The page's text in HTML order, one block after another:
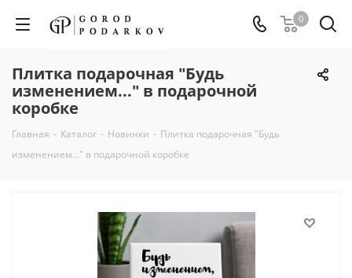
0
Плитка подарочная "Будь
изменением..." в подарочной
коробке
Главная - Каталог - Новинки - Плитка подарочная "Будь
изменением..." в подарочной коробке